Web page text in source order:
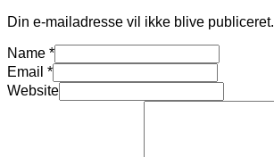
Din e-mailadresse vil ikke blive publiceret.
Name *
Email *
Website